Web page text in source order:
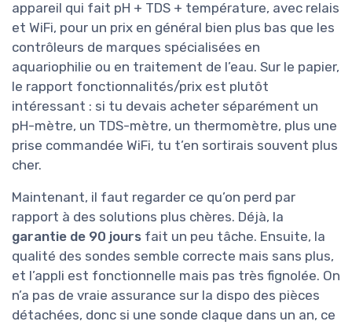
appareil qui fait pH + TDS + température, avec relais
et WiFi, pour un prix en général bien plus bas que les
contrôleurs de marques spécialisées en
aquariophilie ou en traitement de l’eau. Sur le papier,
le rapport fonctionnalités/prix est plutôt
intéressant : si tu devais acheter séparément un
pH-mètre, un TDS-mètre, un thermomètre, plus une
prise commandée WiFi, tu t’en sortirais souvent plus
cher.
Maintenant, il faut regarder ce qu’on perd par
rapport à des solutions plus chères. Déjà, la
garantie de 90 jours fait un peu tâche. Ensuite, la
qualité des sondes semble correcte mais sans plus,
et l’appli est fonctionnelle mais pas très fignolée. On
n’a pas de vraie assurance sur la dispo des pièces
détachées, donc si une sonde claque dans un an, ce